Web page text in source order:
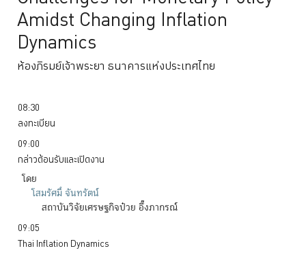
Amidst Changing Inflation
Dynamics
ห้องภิรมย์เจ้าพระยา ธนาคารแห่งประเทศไทย
08:30
ลงทะเบียน
09:00
กล่าวต้อนรับและเปิดงาน
โดย
โสมรัศมิ์ จันทรัตน์
สถาบันวิจัยเศรษฐกิจป๋วย อึ๊งภากรณ์
09:05
Thai Inflation Dynamics